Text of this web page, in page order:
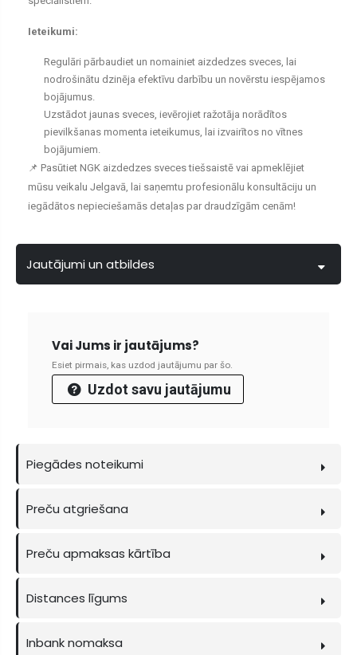
Ieteikumi:
Regulāri pārbaudiet un nomainiet aizdedzes sveces, lai
nodrošinātu dzinēja efektīvu darbību un novērstu iespējamos
bojājumus.
Uzstādot jaunas sveces, ievērojiet ražotāja norādītos
pievilkšanas momenta ieteikumus, lai izvairītos no vītnes
bojājumiem.
📌 Pasūtiet NGK aizdedzes sveces tiešsaistē vai apmeklējiet
mūsu veikalu Jelgavā, lai saņemtu profesionālu konsultāciju un
iegādātos nepieciešamās detaļas par draudzīgām cenām!
Jautājumi un atbildes
Vai Jums ir jautājums?
Esiet pirmais, kas uzdod jautājumu par šo.
Uzdot savu jautājumu
Piegādes noteikumi
Preču atgriešana
Preču apmaksas kārtība
Distances līgums
Inbank nomaksa